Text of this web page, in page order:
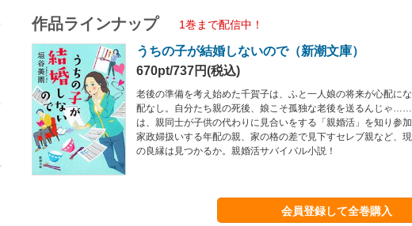
作品ラインナップ 1巻まで配信中！
うちの子が結婚しないので（新潮文庫）
670pt/737円(税込)
老後の準備を考え始めた千賀子は、ふと一人娘の将来が心配に
配なし。自分たち親の死後、娘こそ孤独な老後を送るんじゃ
は、親同士が子供の代わりに見合いをする「親婚活」を知り参
家政婦扱いする年配の親、家の格の差で見下すセレブ親など、
の良縁は見つかるか。親婚活サバイバル小説！
会員登録して全巻購入